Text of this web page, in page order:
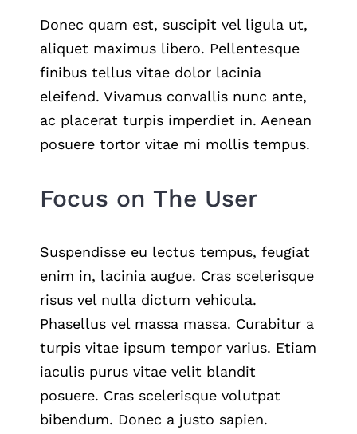
Donec quam est, suscipit vel ligula ut,
aliquet maximus libero. Pellentesque
finibus tellus vitae dolor lacinia
eleifend. Vivamus convallis nunc ante,
ac placerat turpis imperdiet in. Aenean
posuere tortor vitae mi mollis tempus.
Focus on The User
Suspendisse eu lectus tempus, feugiat
enim in, lacinia augue. Cras scelerisque
risus vel nulla dictum vehicula.
Phasellus vel massa massa. Curabitur a
turpis vitae ipsum tempor varius. Etiam
iaculis purus vitae velit blandit
posuere. Cras scelerisque volutpat
bibendum. Donec a justo sapien.